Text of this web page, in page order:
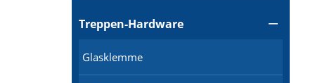
Treppen-Hardware 
Glasklemme